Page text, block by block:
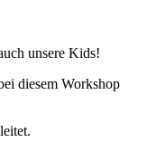
unsere Kids!
diesem Workshop